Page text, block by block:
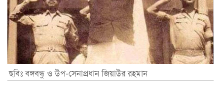
ছবিঃ বঙ্গবন্ধু ও উপ-সেনাপ্রধান জিয়াউর রহমান